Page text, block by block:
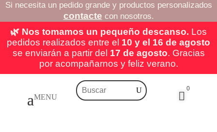
Si necesita un pedido grande y productos personalizados
contacte con nosotros.
🌿 Nos tomamos un pequeño descanso. Los
pedidos realizados entre el 10 y el 16 de agosto
se enviarán a partir del 17 de agosto. Gracias
por acompañarnos y feliz verano.

0